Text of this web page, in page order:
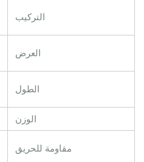
التركيب
العرض
الطول
الوزن
مقاومة للحريق